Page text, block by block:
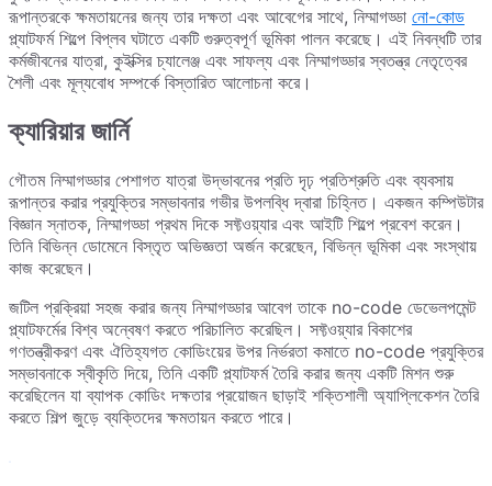
রূপান্তরকে ক্ষমতায়নের জন্য তার দক্ষতা এবং আবেগের সাথে, নিম্মাগড্ডা নো-কোড
প্ল্যাটফর্ম শিল্পে বিপ্লব ঘটাতে একটি গুরুত্বপূর্ণ ভূমিকা পালন করেছে। এই নিবন্ধটি তার
কর্মজীবনের যাত্রা, কুইক্সির চ্যালেঞ্জ এবং সাফল্য এবং নিম্মাগড্ডার স্বতন্ত্র নেতৃত্বের
শৈলী এবং মূল্যবোধ সম্পর্কে বিস্তারিত আলোচনা করে।
ক্যারিয়ার জার্নি
গৌতম নিম্মাগড্ডার পেশাগত যাত্রা উদ্ভাবনের প্রতি দৃঢ় প্রতিশ্রুতি এবং ব্যবসায়
রূপান্তর করার প্রযুক্তির সম্ভাবনার গভীর উপলব্ধি দ্বারা চিহ্নিত। একজন কম্পিউটার
বিজ্ঞান স্নাতক, নিম্মাগড্ডা প্রথম দিকে সফ্টওয়্যার এবং আইটি শিল্পে প্রবেশ করেন।
তিনি বিভিন্ন ডোমেনে বিস্তৃত অভিজ্ঞতা অর্জন করেছেন, বিভিন্ন ভূমিকা এবং সংস্থায়
কাজ করেছেন।
জটিল প্রক্রিয়া সহজ করার জন্য নিম্মাগড্ডার আবেগ তাকে no-code ডেভেলপমেন্ট
প্ল্যাটফর্মের বিশ্ব অন্বেষণ করতে পরিচালিত করেছিল। সফ্টওয়্যার বিকাশের
গণতন্ত্রীকরণ এবং ঐতিহ্যগত কোডিংয়ের উপর নির্ভরতা কমাতে no-code প্রযুক্তির
সম্ভাবনাকে স্বীকৃতি দিয়ে, তিনি একটি প্ল্যাটফর্ম তৈরি করার জন্য একটি মিশন শুরু
করেছিলেন যা ব্যাপক কোডিং দক্ষতার প্রয়োজন ছাড়াই শক্তিশালী অ্যাপ্লিকেশন তৈরি
করতে শিল্প জুড়ে ব্যক্তিদের ক্ষমতায়ন করতে পারে।